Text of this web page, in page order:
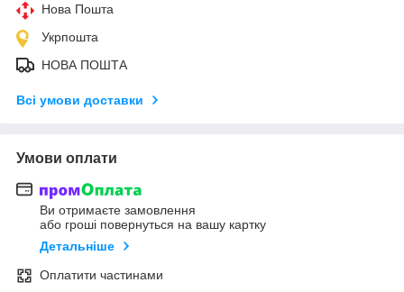
Нова Пошта
Укрпошта
НОВА ПОШТА
Всі умови доставки
Умови оплати
Ви отримаєте замовлення
або гроші повернуться на вашу картку
Детальніше
Оплатити частинами